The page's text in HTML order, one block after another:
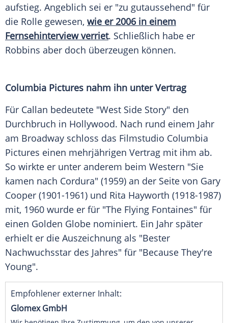
aufstieg. Angeblich sei er "zu gutaussehend" für
die Rolle gewesen, wie er 2006 in einem
Fernsehinterview verriet. Schließlich habe er
Robbins aber doch überzeugen können.
Columbia Pictures nahm ihn unter Vertrag
Für Callan bedeutete "West Side Story" den
Durchbruch in Hollywood. Nach rund einem Jahr
am Broadway schloss das Filmstudio Columbia
Pictures einen mehrjährigen Vertrag mit ihm ab.
So wirkte er unter anderem beim Western "Sie
kamen nach Cordura" (1959) an der Seite von Gary
Cooper (1901-1961) und Rita Hayworth (1918-1987)
mit, 1960 wurde er für "The Flying Fontaines" für
einen Golden Globe nominiert. Ein Jahr später
erhielt er die Auszeichnung als "Bester
Nachwuchsstar des Jahres" für "Because They're
Young".
Empfohlener externer Inhalt:
Glomex GmbH